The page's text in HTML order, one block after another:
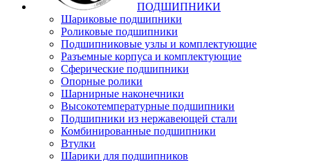
ПОДШИПНИКИ
Шариковые подшипники
Роликовые подшипники
Подшипниковые узлы и комплектующие
Разъемные корпуса и комплектующие
Сферические подшипники
Опорные ролики
Шарнирные наконечники
Высокотемпературные подшипники
Подшипники из нержавеющей стали
Комбинированные подшипники
Втулки
Шарики для подшипников